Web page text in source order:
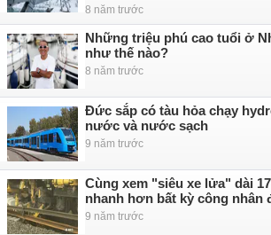
8 năm trước
Những triệu phú cao tuổi ở
như thế nào?
8 năm trước
Đức sắp có tàu hỏa chạy
nước và nước sạch
9 năm trước
Cùng xem "siêu xe lửa" dài
nhanh hơn bất kỳ công nhân
9 năm trước